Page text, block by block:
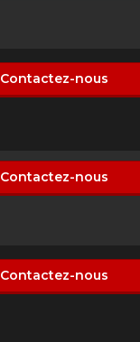
Contactez-nous
Contactez-nous
Contactez-nous